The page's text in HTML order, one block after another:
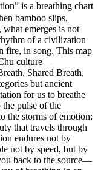
is a breathing chart
bamboo slips,
emerges is not
of a civilization
fire, in song. This map
culture—
Shared Breath,
but ancient
for us to breathe
pulse of the
the storms of emotion;
that travels through
endures not by
not by speed, but by
back to the source—